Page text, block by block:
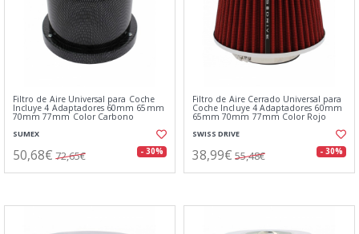
Filtro de Aire Universal para Coche
Incluye 4 Adaptadores 60mm 65mm
70mm 77mm Color Carbono
SUMEX
50,68€ 72,65€ - 30%
Filtro de Aire Cerrado Universal para
Coche Incluye 4 Adaptadores 60mm
65mm 70mm 77mm Color Rojo
SWISS DRIVE
38,99€ 55,48€ - 30%